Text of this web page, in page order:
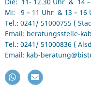
Die: 11- 12.30 Uhr & 14
Mi: 9 – 11 Uhr & 13 – 16
Tel.: 0241/ 51000755 (
Email: beratungsstelle-
Tel.: 0241/ 51000836 (
Email: kab-